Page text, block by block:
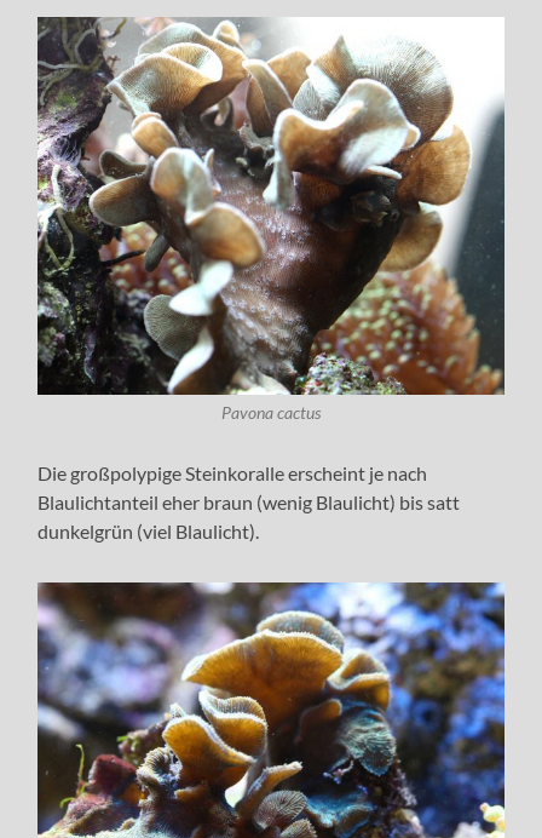
Pavona cactus
Die großpolypige Steinkoralle erscheint je nach
Blaulichtanteil eher braun (wenig Blaulicht) bis satt
dunkelgrün (viel Blaulicht).